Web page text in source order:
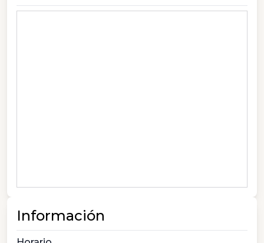
Información